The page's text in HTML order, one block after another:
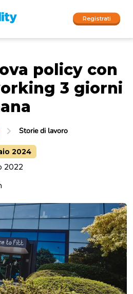
Registrati
policy con
3 giorni
Storie di lavoro
2024
2022